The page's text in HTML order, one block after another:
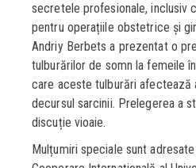
secretele profesionale, inclusiv
pentru operațiile obstetrice și
Andriy Berbets a prezentat o
tulburărilor de somn la femeile
care aceste tulburări afectează
decursul sarcinii. Prelegerea a
discuție vioaie.
Mulțumiri speciale sunt